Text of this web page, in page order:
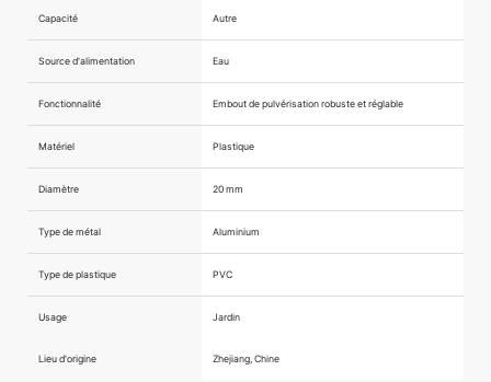
Capacité Autre
Source d'alimentation Eau
Fonctionnalité Embout de pulvérisation robuste et réglable
Matériel Plastique
Diamètre 20 mm
Type de métal Aluminium
Type de plastique PVC
Usage Jardin
Lieu d'origine Zhejiang, Chine